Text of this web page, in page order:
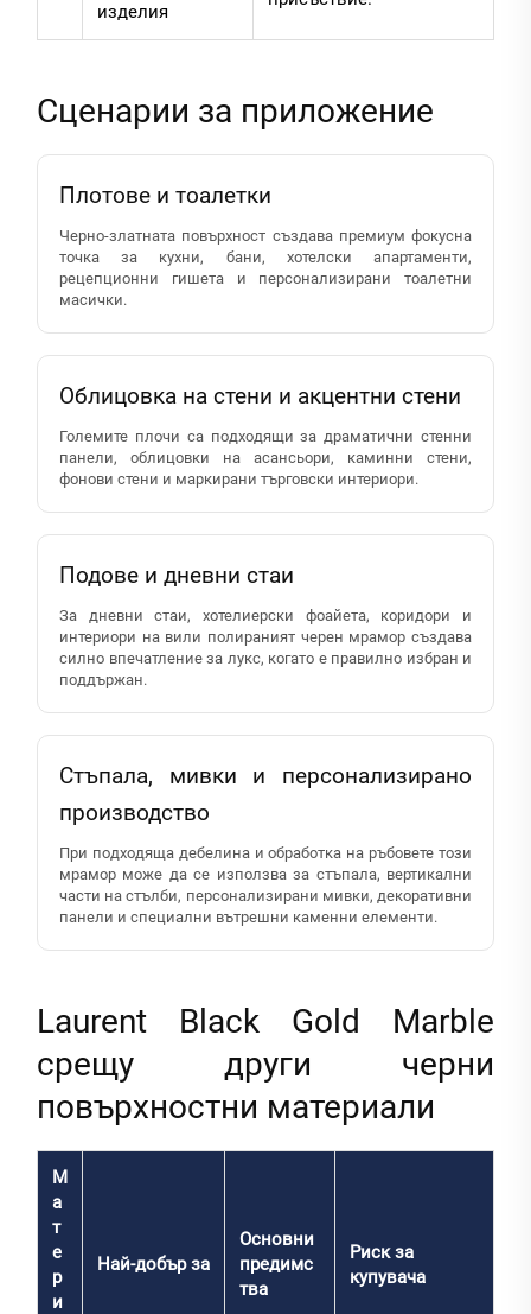
изделия
Сценарии за приложение
Плотове и тоалетки
Черно-златната повърхност създава премиум фокусна
точка за кухни, бани, хотелски апартаменти,
рецепционни гишета и персонализирани тоалетни
масички.
Облицовка на стени и акцентни стени
Големите плочи са подходящи за драматични стенни
панели, облицовки на асансьори, каминни стени,
фонови стени и маркирани търговски интериори.
Подове и дневни стаи
За дневни стаи, хотелиерски фоайета, коридори и
интериори на вили полираният черен мрамор създава
силно впечатление за лукс, когато е правилно избран и
поддържан.
Стъпала, мивки и персонализирано
производство
При подходяща дебелина и обработка на ръбовете този
мрамор може да се използва за стъпала, вертикални
части на стълби, персонализирани мивки, декоративни
панели и специални вътрешни каменни елементи.
Laurent Black Gold Marble
срещу други черни
повърхностни материали
М
а
т
е
р
и
Най-добър за
Основни
предимс
тва
Риск за
купувача